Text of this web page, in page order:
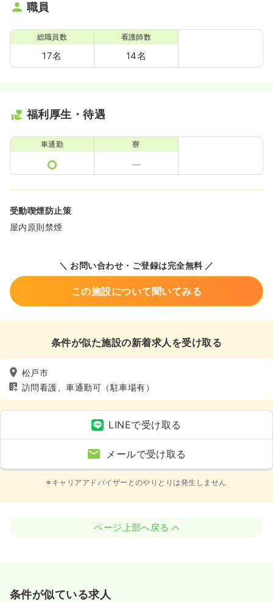
職員
総職員数
17名
看護師数
14名
福利厚生・待遇
車通勤 寮
受動喫煙防止策
屋内原則禁煙
＼ お問い合わせ・ご登録は完全無料 ／
この施設について聞いてみる
条件が似た施設の新着求人を受け取る
松戸市
訪問看護、車通勤可（駐車場有）
LINEで受け取る
メールで受け取る
※キャリアアドバイザーとのやりとりは発生しません
ページ上部へ戻る
条件が似ている求人